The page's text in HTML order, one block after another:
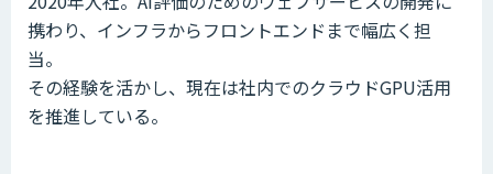
携わり、インフラからフロントエンドまで幅広く担
当。
その経験を活かし、現在は社内でのクラウドGPU活用
を推進している。